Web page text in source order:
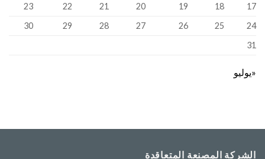
17
18
19
20
21
22
23
24
25
26
27
28
29
30
31
«يوليو
الشركة المصنعة المتعاقدة